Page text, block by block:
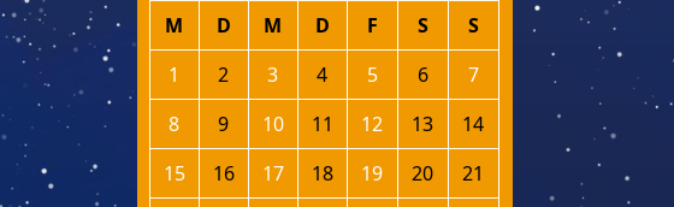
M D M D F S
S
1
2 3 4 5 6
7
8
9 10 11 12 13
14
15
16 17 18 19 20
21